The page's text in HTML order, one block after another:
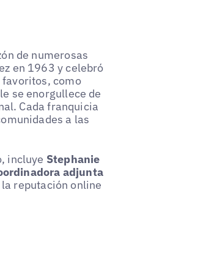
de numerosas
en 1963 y celebró
favoritos, como
se enorgullece de
Cada franquicia
a las
incluye Stephanie
adjunta
reputación online